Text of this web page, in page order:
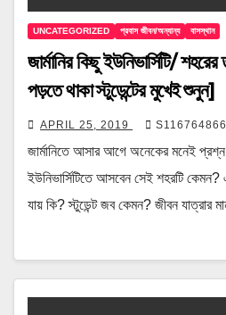
UNCATEGORIZED প্রবাস জীবন/অন্যান্য বাসস্থান
জার্মানির কিছু ইউনিভার্সিটি/
পড়তে থাকা স্টুডেন্টের মুখেই শুনুন]
APRIL 25, 2019
জার্মানিতে আসার আগে অনেকের মনেই
ইউনিভার্সিটিতে আসবেন সেই শহরটি কেমন?
যায় কি? স্টুডেন্ট জব কেমন? জীবন যাত্রার